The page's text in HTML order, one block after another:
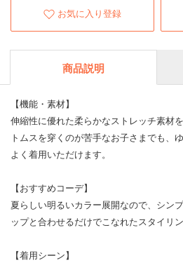
お気に入り登録
商品説明
【機能・素材】
伸縮性に優れた柔らかなストレッチ素材
トムスを穿くのが苦手なお子さまでも、
よく着用いただけます。
【おすすめコーデ】
夏らしい明るいカラー展開なので、シン
ップと合わせるだけでこなれたスタイリ
【着用シーン】